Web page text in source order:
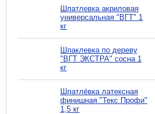
Шпатлевка акриловая
универсальная "ВГТ" 1
кг
Шпаклевка по дереву
"ВГТ ЭКСТРА" сосна 1
кг
Шпатлёвка латексная
финишная "Текс Профи"
1,5 кг